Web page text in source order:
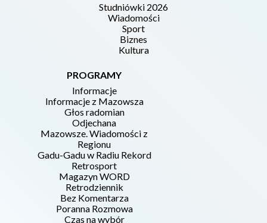
Studniówki 2026
Wiadomości
Sport
Biznes
Kultura
PROGRAMY
Informacje
Informacje z Mazowsza
Głos radomian
Odjechana
Mazowsze. Wiadomości z
Regionu
Gadu-Gadu w Radiu Rekord
Retrosport
Magazyn WORD
Retrodziennik
Bez Komentarza
Poranna Rozmowa
Czas na wybór